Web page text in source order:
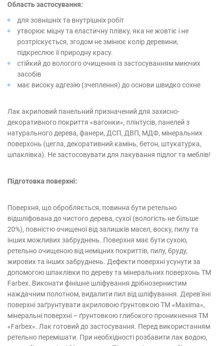
Область застосування:
для зовнішніх та внутрішніх робіт
утворює міцну та еластичну плівку, яка не жовтіє і не
розтріскується, згодом не змінює колір деревини,
підкреслює її природну красу.
стійкий до вологого очищення із застосуванням миючих
засобів
має високу адгезію (зчеплення) до основи швидко сохне
Лак акриловий панельний призначений для захисно-
декоративного покриття «вагонки», плінтусів, панелей з
натурального дерева, фанери, ДСП, ДВП, МДФ, мінеральних
поверхонь (цегла, декоративний камінь, бетон, штукатурка,
шпаклівка). Не застосовувати для лакування підлог та меблів!
Підготовка поверхні:
Поверхня, що обробляється, повинна бути ретельно
відшліфована до чистого дерева, сухої (вологість не більше
20%), повністю очищеної від залишків масел, воску, пилу та
інших можливих забруднень. Поверхня має бути сухою,
ретельно очищеною від неміцних покриттів, пилу, бруду,
жирових та інших забруднень. Дефекти поверхні усунути за
допомогою шпаклівки по дереву та мінеральних поверхонь ТМ
Farbex. Виконати фінішне шліфування дрібнозернистим
наждачним полотном, видалити пил від шліфування. Дерев'яні
поверхні заґрунтувати акриловою ґрунтовкою ТМ «Maxima»,
мінеральні поверхні – ґрунтовкою глибокого проникнення ТМ
«Farbex». Лак готовий до застосування. Перед використанням
ретельно перемішати. При необхідності розбавити лак водою,